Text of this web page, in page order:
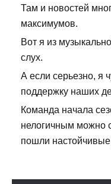
Там и новостей
максимумов.
Вот я из
слух.
А если серьезно, я
поддержку наших
Команда начала
нелогичным можно
пошли настойчивые